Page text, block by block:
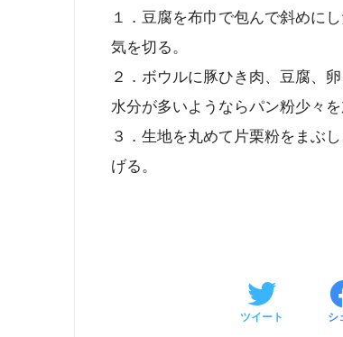
１．豆腐を布巾で包んで斜めに
気を切る。
２．ボウルに豚ひき肉、豆腐、
水分が多いようならパン粉少々を
３．生地を丸めて片栗粉をまぶ
げる。
ツイート シ